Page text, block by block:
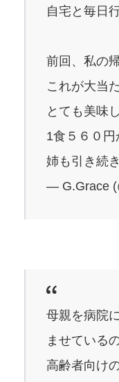
自宅と毎日
前回、私の
これが大当
とても美味
1食５６０
姉も引き続
— G.Grace
母親を病院
ませている
高齢者向け